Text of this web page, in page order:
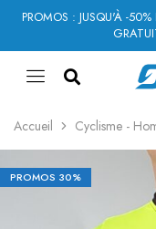
PROMOS : JUSQU'À -
Accueil Cyclisme -
PROMOS 30%